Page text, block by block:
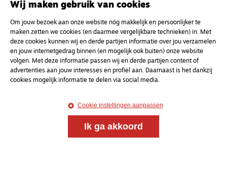
MagazineOnderweg
voor de Nederlandse Gereformeerde Kerken.
Wij maken gebruik van cookies
Om jouw bezoek aan onze website nóg makkelijk en persoonlijker te
maken zetten we cookies (en daarmee vergelijkbare technieken) in. Met
deze cookies kunnen wij en derde partijen informatie over jou verzamelen
en jouw internetgedrag binnen (en mogelijk ook buiten) onze website
volgen. Met deze informatie passen wij en derde partijen content of
advertenties aan jouw interesses en profiel aan. Daarnaast is het dankzij
cookies mogelijk informatie te delen via social media.
Cookie instellingen aanpassen
Ik ga akkoord